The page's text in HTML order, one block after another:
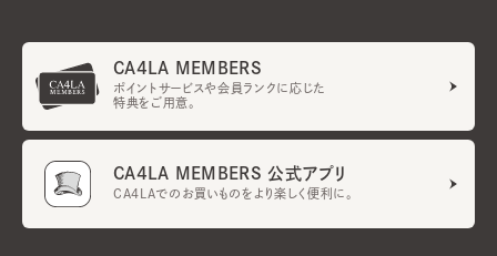
CA4LA MEMBERS
ポイントサービスや会員ランクに応じた
特典をご用意。
CA4LA MEMBERS 公式アプリ
CA4LAでのお買いものをより楽しく便利に。